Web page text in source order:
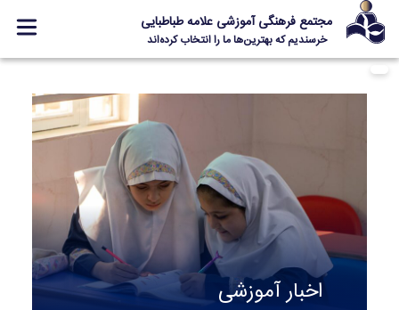
مجتمع فرهنگی آموزشی علامه طباطبایی
خرسندیم که بهترین‌ها ما را انتخاب کرده‌اند
صفحه اصلی
Designed and Developed by Kavano Team 2016-18
اخبار آموزشی